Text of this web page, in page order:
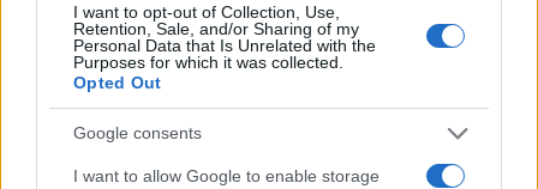
I want to opt-out of Collection, Use,
Retention, Sale, and/or Sharing of my
Personal Data that Is Unrelated with the
Purposes for which it was collected.
Opted Out
Google consents
I want to allow Google to enable storage
Τα απαραίτητα δικαιολογητικά που ισχύουν και για το
πετρέλαιο και για το ρεύμα είναι τα εξής: